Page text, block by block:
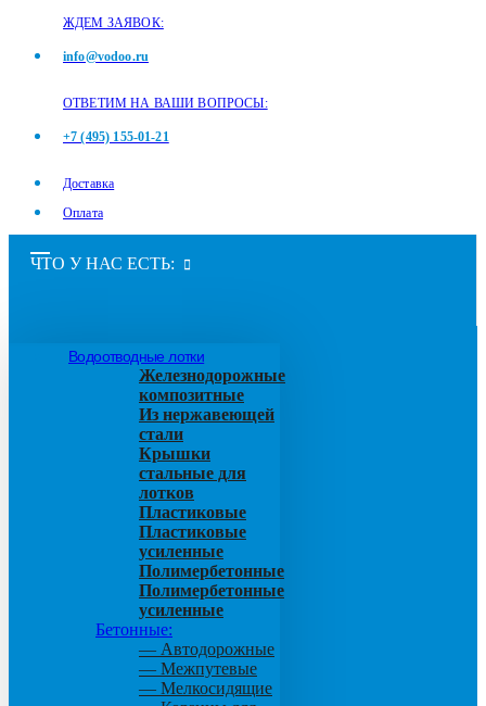
ЖДЕМ ЗАЯВОК:
info@vodoo.ru
ОТВЕТИМ НА ВАШИ ВОПРОСЫ:
+7 (495) 155-01-21
Доставка
Оплата
ЧТО У НАС ЕСТЬ:
Водоотводные лотки
Железнодорожные
композитные
Из нержавеющей
стали
Крышки
стальные для
лотков
Пластиковые
Пластиковые
усиленные
Полимербетонные
Полимербетонные
усиленные
Бетонные:
— Автодорожные
— Межпутевые
— Мелкосидящие